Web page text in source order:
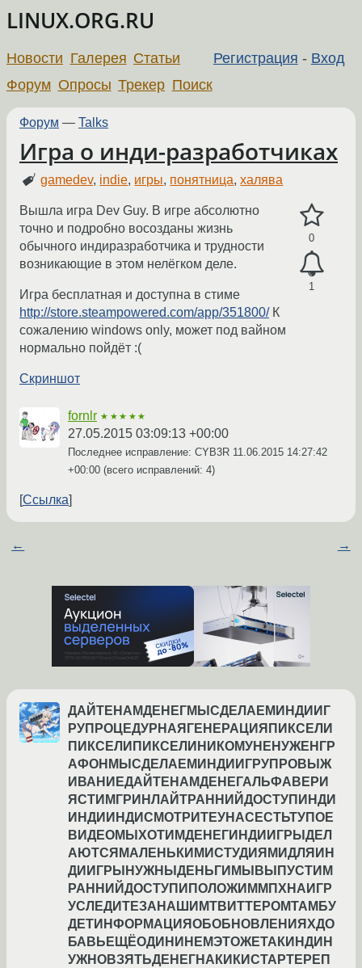
LINUX.ORG.RU
Регистрация - Вход
Новости Галерея Статьи
Форум Опросы Трекер Поиск
Форум — Talks
Игра о инди-разработчиках
gamedev, indie, игры, понятница,халява
0
1
Вышла игра Dev Guy. В игре абсолютно
точно и подробно восозданы жизнь
обычного индиразработчика и трудности
возникающие в этом нелёгком деле.
Игра бесплатная и доступна в стиме
http://store.steampowered.com/app/351800/К
сожалению windows only, может под вайном
нормально пойдёт :(
Скриншот
fornlr ★★★★★
27.05.2015 03:09:13 +00:00
Последнее исправление: CYB3R 11.06.2015 14:27:42
+00:00 (всего исправлений: 4)
Ссылка
← →
ДАЙТЕНАМДЕНЕГМЫСДЕЛАЕМИНДИИГ
РУПРОЦЕДУРНАЯГЕНЕРАЦИЯПИКСЕЛИ
ПИКСЕЛИПИКСЕЛИНИКОМУНЕНУЖЕНГР
АФОНМЫСДЕЛАЕМИНДИИГРУПРОВЫЖ
ИВАНИЕДАЙТЕНАМДЕНЕГАЛЬФАВЕРИ
ЯСТИМГРИНЛАЙТРАННИЙДОСТУПИНДИ
ИНДИИНДИСМОТРИТЕУНАСЕСТЬТУПОЕ
ВИДЕОМЫХОТИМДЕНЕГИНДИИГРЫДЕЛ
АЮТСЯМАЛЕНЬКИМИСТУДИЯМИДЛЯИН
ДИИГРЫНУЖНЫДЕНЬГИМЫВЫПУСТИМ
РАННИЙДОСТУПИПОЛОЖИММПХНАИГР
УСЛЕДИТЕЗАНАШИМТВИТТЕРОМТАМБУ
ДЕТИНФОРМАЦИЯОБОБНОВЛЕНИЯХДО
БАВЬЕЩЁОДИНИНЕМЭТОЖЕТАКИНДИН
УЖНОВЗЯТЬДЕНЕГНАКИКИСТАРТЕРЕП